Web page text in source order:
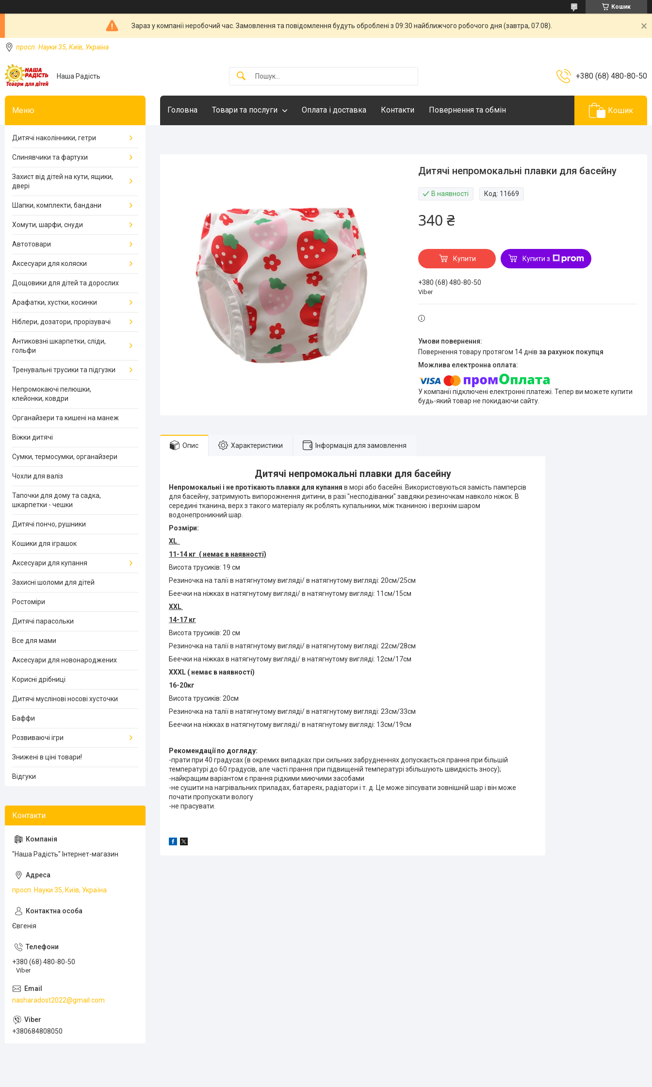
Кошик
Зараз у компанії неробочий час. Замовлення та повідомлення будуть оброблені з 09:30 найближчого робочого дня (завтра, 07.08).
просп. Науки 35, Київ, Україна
Наша Радість +380 (68) 480-80-50
Головна Товари та послуги Оплата і доставка Контакти Повернення та обмін Кошик
Дитячі непромокальні плавки для басейну
В наявності Код: 11669
340 ₴
Купити Купити з
+380 (68) 480-80-50
Viber
повернення товару протягом 14 днів за рахунок покупця
У компанії підключені електронні платежі. Тепер ви можете купити
будь-який товар не покидаючи сайту.
Опис Характеристики Інформація для замовлення
Дитячі непромокальні плавки для басейну
Непромокальні і не протікають плавки для купання в морі або басейні. Використовуються замість памперсів
для басейну, затримують випорожнення дитини, в разі "несподіванки" завдяки резиночкам навколо ніжок. В
середині тканина, верх з такого матеріалу як роблять купальники, між тканиною і верхнім шаром
водонепроникний шар.
Розміри:
XL
11-14 кг ( немає в наявності)
Висота трусиків: 19 см
Резиночка на талії в натягнутому вигляді/ в натягнутому вигляді: 20см/25см
Беечки на ніжках в натягнутому вигляді/ в натягнутому вигляді: 11см/15см
XXL
14-17 кг
Висота трусиків: 20 см
Резиночка на талії в натягнутому вигляді/ в натягнутому вигляді: 22см/28см
Беечки на ніжках в натягнутому вигляді/ в натягнутому вигляді: 12см/17см
XXXL ( немає в наявності)
16-20кг
Висота трусиків: 20см
Резиночка на талії в натягнутому вигляді/ в натягнутому вигляді: 23см/33см
Беечки на ніжках в натягнутому вигляді/ в натягнутому вигляді: 13см/19см
Рекомендації по догляду:
-прати при 40 градусах (в окремих випадках при сильних забрудненнях допускається прання при більшій
температурі до 60 градусів, але часті прання при підвищеній температурі збільшують швидкість зносу);
-найкращим варіантом є прання рідкими миючими засобами
-не сушити на нагрівальних приладах, батареях, радіатори і т. д. Це може зіпсувати зовнішній шар і він може
почати пропускати вологу
-не прасувати.
Дитячі наколінники, гетри
Слинявчики та фартухи
Захист від дітей на кути, ящики,
двері
Шапки, комплекти, бандани
Хомути, шарфи, снуди
Автотовари
Аксесуари для коляски
Дощовики для дітей та дорослих
Арафатки, хустки, косинки
Ніблери, дозатори, прорізувачі
Антиковзні шкарпетки, сліди,
гольфи
Тренувальні трусики та підгузки
Непромокаючі пелюшки,
клейонки, ковдри
Органайзери та кишені на манеж
Віжки дитячі
Сумки, термосумки, органайзери
Чохли для валіз
Тапочки для дому та садка,
шкарпетки - чешки
Дитячі пончо, рушники
Кошики для іграшок
Аксесуари для купання
Захисні шоломи для дітей
Ростоміри
Дитячі парасольки
Все для мами
Аксесуари для новонароджених
Корисні дрібниці
Дитячі муслінові носові хусточки
Баффи
Розвиваючі ігри
Знижені в ціні товари!
Відгуки
"Наша Радість" Інтернет-магазин
просп. Науки 35, Київ, Україна
Євгенія
+380 (68) 480-80-50
Viber
nasharadost2022@gmail.com
+380684808050